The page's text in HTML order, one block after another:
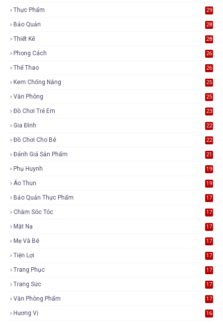
Thực Phẩm 29
Bảo Quản 28
Thiết Kế 28
Phong Cách 26
Thể Thao 26
Kem Chống Nắng 25
Văn Phòng 25
Đồ Chơi Trẻ Em 23
Gia Đình 22
Đồ Chơi Cho Bé 22
Đánh Giá Sản Phẩm 21
Phụ Huynh 19
Áo Thun 19
Bảo Quản Thực Phẩm 17
Chăm Sóc Tóc 17
Mặt Nạ 17
Mẹ Và Bé 17
Tiện Lợi 17
Trang Phục 17
Trang Sức 17
Văn Phòng Phẩm 17
Hương Vị 16